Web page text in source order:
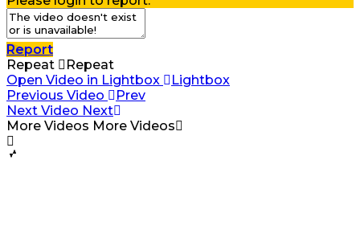
Report
Repeat
Repeat
Open Video in Lightbox
Lightbox
Previous Video
Prev
Next Video Next
More Videos More Videos